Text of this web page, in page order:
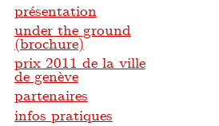
présentation
under the ground
(brochure)
prix 2011 de la ville
de genève
partenaires
infos pratiques